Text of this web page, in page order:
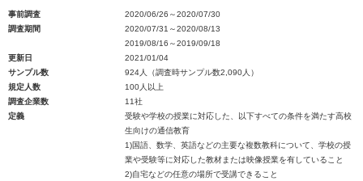
事前調査
2020/06/26～2020/07/30
調査期間
2020/07/31～2020/08/13
2019/08/16～2019/09/18
更新日
2021/01/04
サンプル数
924人（調査時サンプル数2,090人）
規定人数
100人以上
調査企業数
11社
定義
受験や学校の授業に対応した、以下すべての条件を満たす高校
生向けの通信教育
1)国語、数学、英語などの主要な複数教科について、学校の授
業や受験等に対応した教材または映像授業を有していること
2)自宅などの任意の場所で受講できること